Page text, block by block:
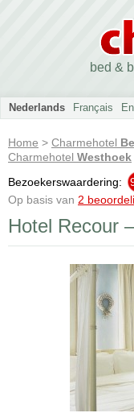
bed &
Nederlands Français
Home > Charmehotel
Charmehotel Westhoek
Bezoekerswaardering:
Op basis van 2
Hotel Recour